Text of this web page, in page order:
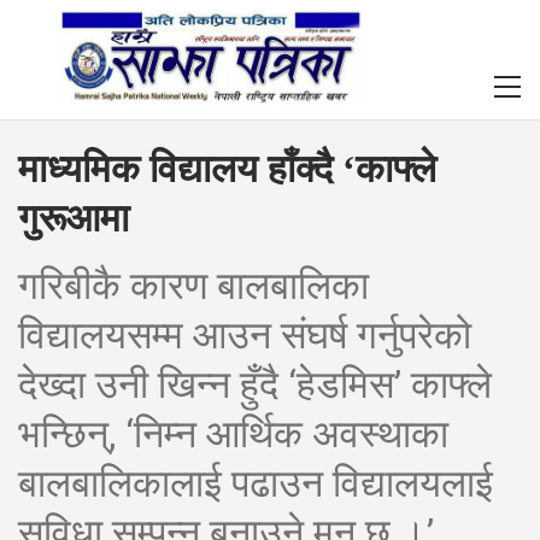
माध्यमिक विद्यालय हाँक्दै ‘काफ्ले
गुरूआमा
गरिबीकै कारण बालबालिका
विद्यालयसम्म आउन संघर्ष गर्नुपरेको
देख्दा उनी खिन्न हुँदै ‘हेडमिस’ काफ्ले
भन्छिन्, ‘निम्न आर्थिक अवस्थाका
बालबालिकालाई पढाउन विद्यालयलाई